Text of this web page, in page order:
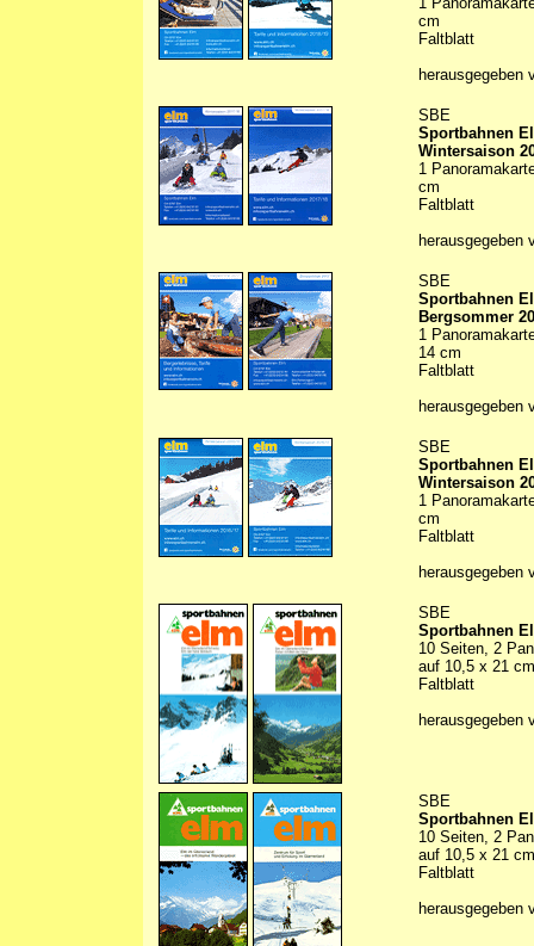
cm
Faltblatt
herausgegeben
SBE
Sportbahnen
Wintersaison
1
cm
Faltblatt
herausgegeben
SBE
Sportbahnen
Bergsommer
1
14 cm
Faltblatt
herausgegeben
SBE
Sportbahnen
Wintersaison
1
cm
Faltblatt
herausgegeben
SBE
Sportbahnen
10 Seiten, 2
auf 10,5 x 21 cm
Faltblatt
herausgegeben
SBE
Sportbahnen
10 Seiten, 2
auf 10,5 x 21 cm
Faltblatt
herausgegeben